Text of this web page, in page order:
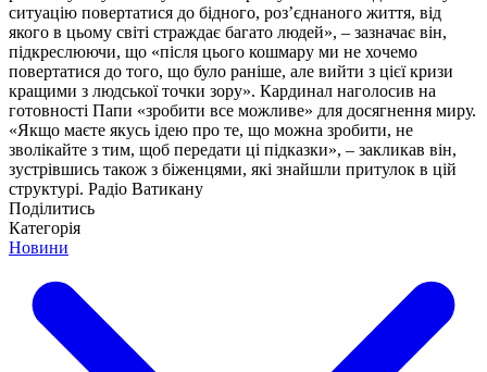
ситуацію повертатися до бідного, роз’єднаного життя, від
якого в цьому світі страждає багато людей», – зазначає він,
підкреслюючи, що «після цього кошмару ми не хочемо
повертатися до того, що було раніше, але вийти з цієї кризи
кращими з людської точки зору». Кардинал наголосив на
готовності Папи «зробити все можливе» для досягнення миру.
«Якщо маєте якусь ідею про те, що можна зробити, не
зволікайте з тим, щоб передати ці підказки», – закликав він,
зустрівшись також з біженцями, які знайшли притулок в цій
структурі. Радіо Ватикану
Поділитись
Категорія
Новини